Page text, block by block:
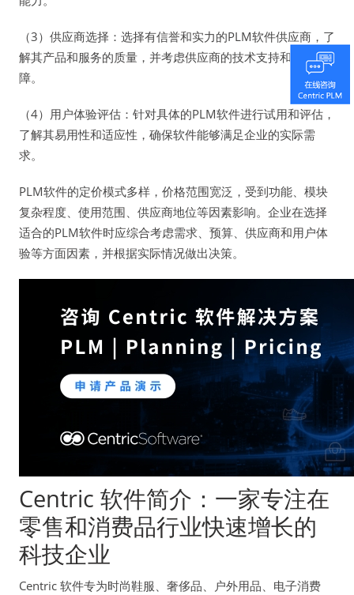
（3）供应商选择：选择有信誉和实力的PLM软件供应商，了
解其产品和服务的质量，并考虑供应商的技术支持和维护保
障。
（4）用户体验评估：针对具体的PLM软件进行试用和评估，
了解其易用性和适应性，确保软件能够满足企业的实际需
求。
PLM软件的定价模式多样，价格范围宽泛，受到功能、模块
复杂程度、使用范围、供应商地位等因素影响。企业在选择
适合的PLM软件时应综合考虑需求、预算、供应商和用户体
验等方面因素，并根据实际情况做出决策。
Centric 软件简介：一家专注在
零售和消费品行业快速增长的
科技企业
Centric 软件专为时尚鞋服、奢侈品、户外用品、电子消费